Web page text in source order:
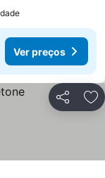
Ver preços
Partilhar